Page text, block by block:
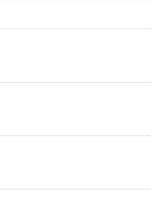
Wien sowie
Viele Bauernhöfe hatten
viele Wiener
Wegen des
viele Jagdpächter ihre
Sicht die bedeutendste
mit Wanderwegen durch
lädt dazu ein. Gefördert